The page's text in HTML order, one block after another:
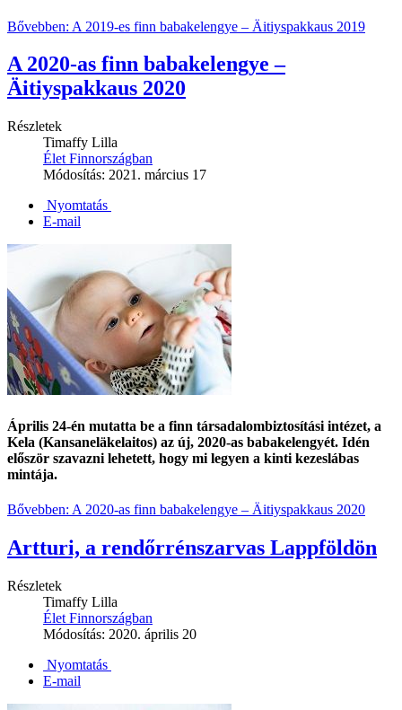
Bővebben: A 2019-es finn babakelengye ‒ Äitiyspakkaus 2019
A 2020-as finn babakelengye ‒
Äitiyspakkaus 2020
Részletek
Timaffy Lilla
Élet Finnországban
Módosítás: 2021. március 17
Nyomtatás
E-mail
Április 24-én mutatta be a finn társadalombiztosítási intézet, a
Kela (Kansaneläkelaitos) az új, 2020-as babakelengyét. Idén
először szavazni lehetett, hogy mi legyen a kinti kezeslábas
mintája.
Bővebben: A 2020-as finn babakelengye ‒ Äitiyspakkaus 2020
Artturi, a rendőrrénszarvas Lappföldön
Részletek
Timaffy Lilla
Élet Finnországban
Módosítás: 2020. április 20
Nyomtatás
E-mail